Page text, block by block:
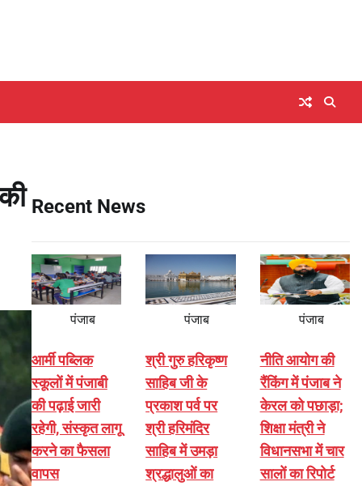
Recent News
पंजाब
आर्मी पब्लिक
स्कूलों में पंजाबी
की पढ़ाई जारी
रहेगी, संस्कृत लागू
करने का फैसला
वापस
पंजाब
श्री गुरु हरिकृष्ण
साहिब जी के
प्रकाश पर्व पर
श्री हरिमंदिर
साहिब में उमड़ा
श्रद्धालुओं का
पंजाब
नीति आयोग की
रैंकिंग में पंजाब ने
केरल को पछाड़ा;
शिक्षा मंत्री ने
विधानसभा में चार
सालों का रिपोर्ट